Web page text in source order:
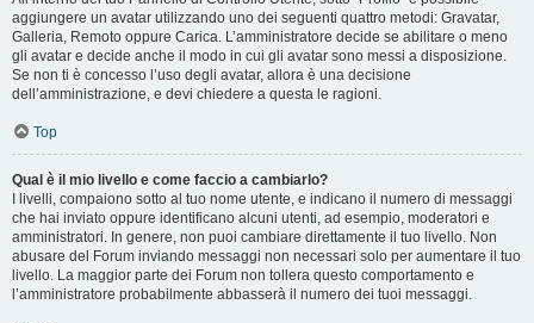
aggiungere un avatar utilizzando uno dei seguenti quattro metodi: Gravatar,
Galleria, Remoto oppure Carica. L’amministratore decide se abilitare o meno
gli avatar e decide anche il modo in cui gli avatar sono messi a disposizione.
Se non ti è concesso l’uso degli avatar, allora è una decisione
dell’amministrazione, e devi chiedere a questa le ragioni.
Top
Qual è il mio livello e come faccio a cambiarlo?
I livelli, compaiono sotto al tuo nome utente, e indicano il numero di messaggi
che hai inviato oppure identificano alcuni utenti, ad esempio, moderatori e
amministratori. In genere, non puoi cambiare direttamente il tuo livello. Non
abusare del Forum inviando messaggi non necessari solo per aumentare il tuo
livello. La maggior parte dei Forum non tollera questo comportamento e
l’amministratore probabilmente abbasserà il numero dei tuoi messaggi.